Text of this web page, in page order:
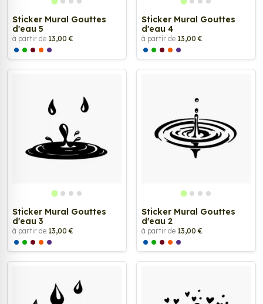
Sticker Mural Gouttes
d'eau 5
à partir de 13,00 €
Sticker Mural Gouttes
d'eau 4
à partir de 13,00 €
Sticker Mural Gouttes
d'eau 3
à partir de 13,00 €
Sticker Mural Gouttes
d'eau 2
à partir de 13,00 €